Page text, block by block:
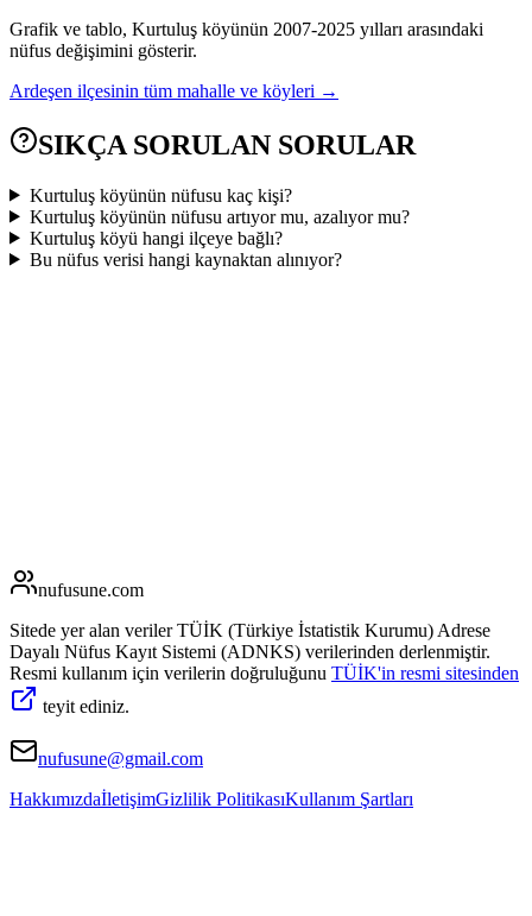
Grafik ve tablo, Kurtuluş köyünün 2007-2025 yılları arasındaki
nüfus değişimini gösterir.
Ardeşen ilçesinin tüm mahalle ve köyleri →
SIKÇA SORULAN SORULAR
Kurtuluş köyünün nüfusu kaç kişi?
Kurtuluş köyünün nüfusu artıyor mu, azalıyor mu?
Kurtuluş köyü hangi ilçeye bağlı?
Bu nüfus verisi hangi kaynaktan alınıyor?
nufusune.com
Sitede yer alan veriler TÜİK (Türkiye İstatistik Kurumu) Adrese
Dayalı Nüfus Kayıt Sistemi (ADNKS) verilerinden derlenmiştir.
Resmi kullanım için verilerin doğruluğunu TÜİK'in resmi sitesinden
teyit ediniz.
nufusune@gmail.com
HakkımızdaİletişimGizlilik PolitikasıKullanım Şartları